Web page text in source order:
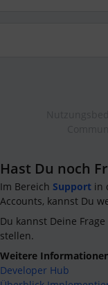
Hast Du noch
Im Bereich Support in
Accounts, kannst Du
Du kannst Deine
stellen.
Weitere
Developer Hub